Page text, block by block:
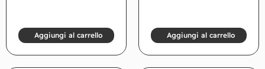
Aggiungi al carrello Aggiungi al carrello